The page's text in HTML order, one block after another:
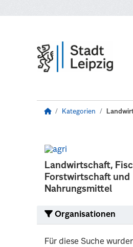
Kategorien
Landwirtschaft,
Forstwirtschaft und
Nahrungsmittel
Organisationen
Für diese Suche